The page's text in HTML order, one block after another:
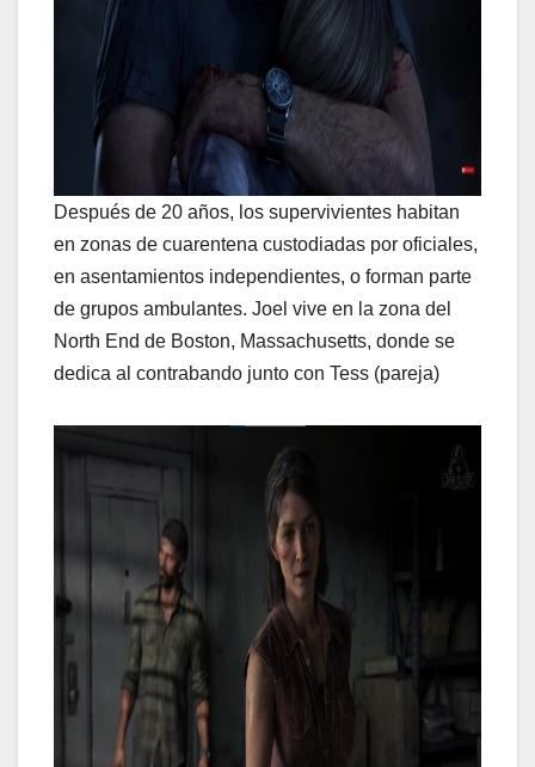
Después de 20 años, los supervivientes habitan
en zonas de cuarentena custodiadas por oficiales,
en asentamientos independientes, o forman parte
de grupos ambulantes. Joel vive en la zona del
North End de Boston, Massachusetts, donde se
dedica al contrabando junto con Tess (pareja)